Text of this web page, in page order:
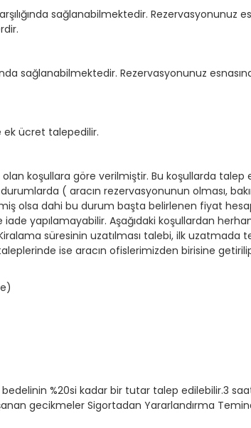
sağlanabilmektedir. Rezervasyonunuz
sağlanabilmektedir. Rezervasyonunuz
ek ücret talepedilir.
koşullara göre verilmiştir. Bu koşullarda talep
( aracın rezervasyonunun olması,
olsa dahi bu durum başta belirlenen fiyat
yapılamayabilir. Aşağıdaki koşullardan
süresinin uzatılması talebi, ilk uzatmada
ise aracın ofislerimizden birisine
%20si kadar bir tutar talep edilebilir.3
gecikmeler Sigortadan Yararlandırma